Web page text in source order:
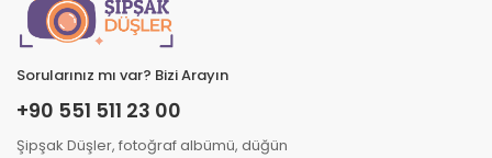
Sorularınız mı var? Bizi Arayın
+90 551 511 23 00
Şipşak Düşler, fotoğraf albümü, düğün